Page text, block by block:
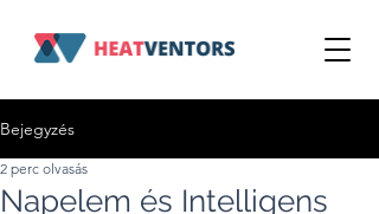
Bejegyzés
Napelem és Intelligens
2 perc olvasás